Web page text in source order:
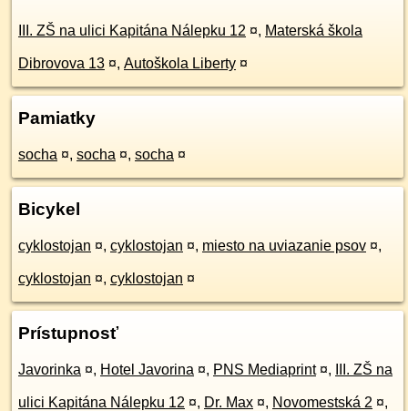
III. ZŠ na ulici Kapitána Nálepku 12 ¤, Materská škola
Dibrovova 13 ¤, Autoškola Liberty ¤
Pamiatky
socha ¤, socha ¤, socha ¤
Bicykel
cyklostojan ¤, cyklostojan ¤, miesto na uviazanie psov ¤,
cyklostojan ¤, cyklostojan ¤
Prístupnosť
Javorinka ¤, Hotel Javorina ¤, PNS Mediaprint ¤, III. ZŠ na
ulici Kapitána Nálepku 12 ¤, Dr. Max ¤, Novomestská 2 ¤,